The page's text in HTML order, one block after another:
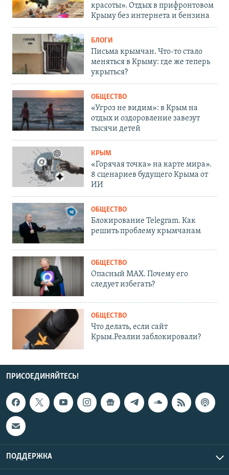
красоты». Отдых в прифронтовом
Крыму без интернета и бензина
БЛОГИ
Письма крымчан. Что-то стало
меняться в Крыму: где же теперь
укрыться?
ОБЩЕСТВО
«Угроз не видим»: в Крым на
отдых и оздоровление завезут
тысячи детей
КРЫМ
«Горячая точка» на карте мира».
8 сценариев будущего Крыма от
ИИ
ОБЩЕСТВО
Блокирование Telegram. Как
решить проблему крымчанам
ОБЩЕСТВО
Опасный MAX. Почему его
следует избегать?
ОБЩЕСТВО
Что делать, если сайт
Крым.Реалии заблокировали?
ПРИСОЕДИНЯЙТЕСЬ!
ПОДДЕРЖКА